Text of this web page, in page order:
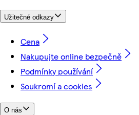
Užitečné odkazy
Cena
Nakupujte online bezpečně
Podmínky používání
Soukromí a cookies
O nás